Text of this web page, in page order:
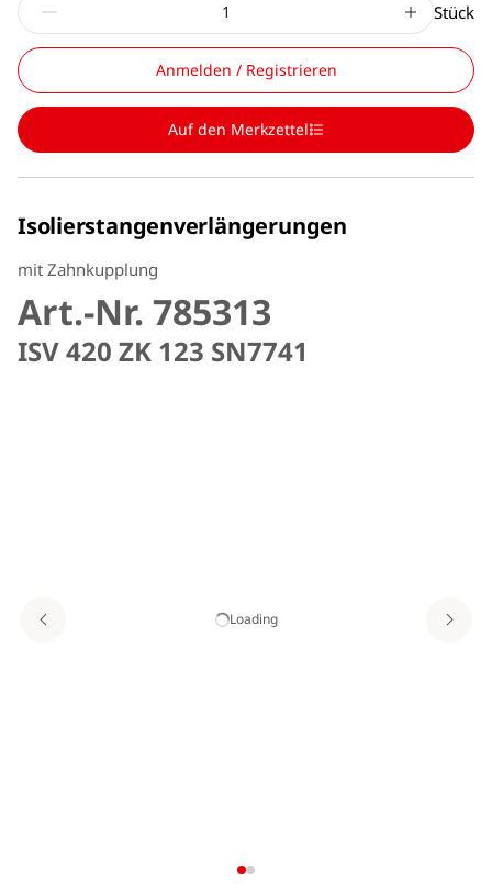
Stück
Anmelden / Registrieren
Auf den Merkzettel
Isolierstangenverlängerungen
mit Zahnkupplung
Art.-Nr. 785313
ISV 420 ZK 123 SN7741
Loading